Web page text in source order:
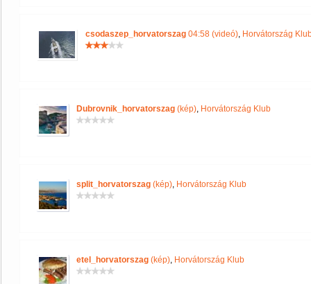
csodaszep_horvatorszag 04:58 (videó), Horvátország
Dubrovnik_horvatorszag (kép), Horvátország Klub
split_horvatorszag (kép), Horvátország Klub
etel_horvatorszag (kép), Horvátország Klub